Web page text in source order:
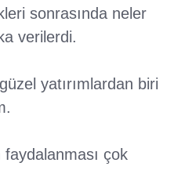
sonrasında neler
verilerdi.
yatırımlardan biri
çok